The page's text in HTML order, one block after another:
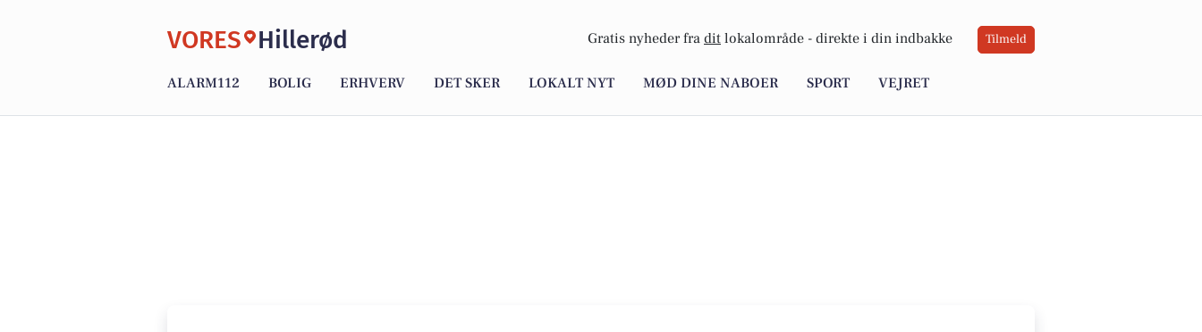
VORES Hillerød Gratis nyheder fra dit lokalområde - direkte i din indbakke Tilmeld
ALARM112 BOLIG ERHVERV DET SKER LOKALT NYT MØD DINE NABOER SPORT VEJRET